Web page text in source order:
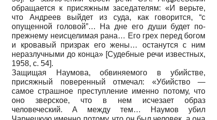
обращается к присяжным заседателям: «И верьте,
что Андреев выйдет из суда, как говорится, “с
опущенной головой”… На дне его души будет по-
прежнему неисцелимая рана… Его грех перед богом
и кровавый призрак его жены… останутся с ним
неразлучными до конца» [Судебные речи известных,
1958, с. 54].
Защищая Наумова, обвиняемого в убийстве,
присяжный поверенный отмечал: «Убийство —
самое страшное преступление именно потому, что
оно зверское, что в нем исчезает образ
человеческий. А между тем… Наумов убил